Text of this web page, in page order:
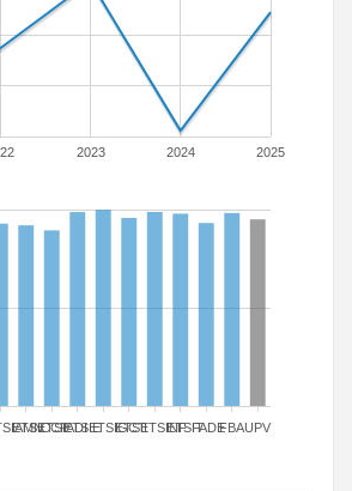
2023 2024 2025
ETSICCP
ETSIADI
ETSIEETSIGCT
ETSIIETSINFETSITFADEFBAUPV